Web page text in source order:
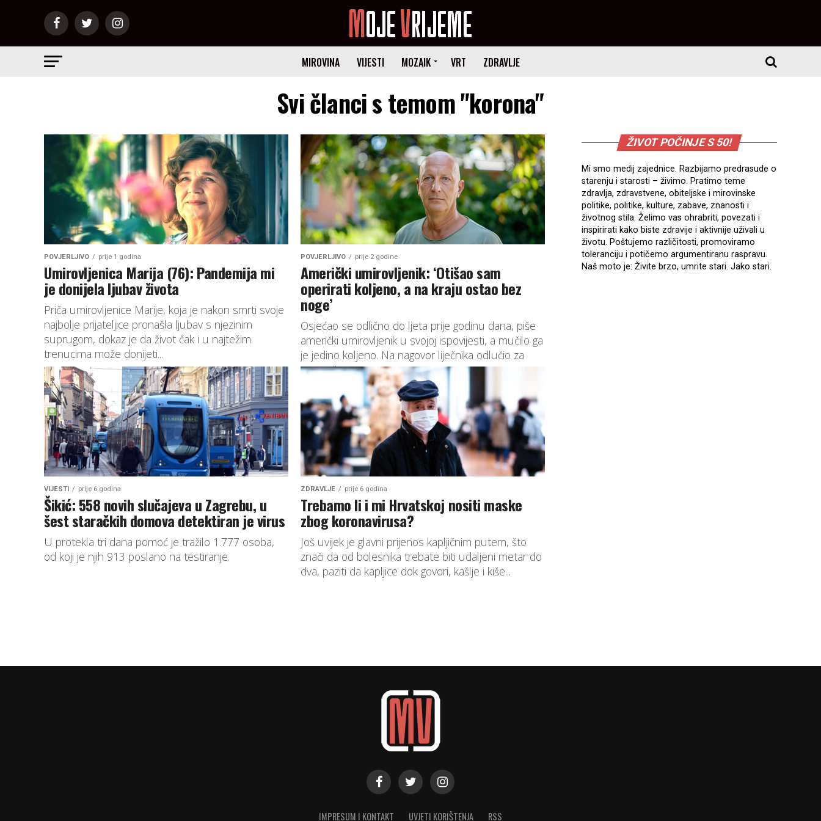
MIROVINA VIJESTI MOZAIK VRT ZDRAVLJE
Svi članci s temom "korona"
POVJERLJIVO prije 1 godina
Umirovljenica Marija (76): Pandemija mi
je donijela ljubav života
Priča umirovljenice Marije, koja je nakon smrti svoje
najbolje prijateljice pronašla ljubav s njezinim
suprugom, dokaz je da život čak i u najtežim
trenucima može donijeti...
POVJERLJIVO prije 2 godine
Američki umirovljenik: ‘Otišao sam
operirati koljeno, a na kraju ostao bez
noge’
Osjećao se odlično do ljeta prije godinu dana, piše
američki umirovljenik u svojoj ispovijesti, a mučilo ga
je jedino koljeno. Na nagovor liječnika odlučio za
operaciju,...
VIJESTI prije 6 godina
Šikić: 558 novih slučajeva u Zagrebu, u
šest staračkih domova detektiran je virus
U protekla tri dana pomoć je tražilo 1.777 osoba,
od koji je njih 913 poslano na testiranje.
ZDRAVLJE prije 6 godina
Trebamo li i mi Hrvatskoj nositi maske
zbog koronavirusa?
Još uvijek je glavni prijenos kapljičnim putem, što
znači da od bolesnika trebate biti udaljeni metar do
dva, paziti da kapljice dok govori, kašlje i kiše...
ŽIVOT POČINJE S 50!
Mi smo medij zajednice. Razbijamo predrasude o
starenju i starosti – živimo. Pratimo teme
zdravlja, zdravstvene, obiteljske i mirovinske
politike, politike, kulture, zabave, znanosti i
životnog stila. Želimo vas ohrabriti, povezati i
inspirirati kako biste zdravije i aktivnije uživali u
životu. Poštujemo različitosti, promoviramo
toleranciju i potičemo argumentiranu raspravu.
Naš moto je: Živite brzo, umrite stari. Jako stari.
IMPRESUM I KONTAKT UVJETI KORIŠTENJA RSS